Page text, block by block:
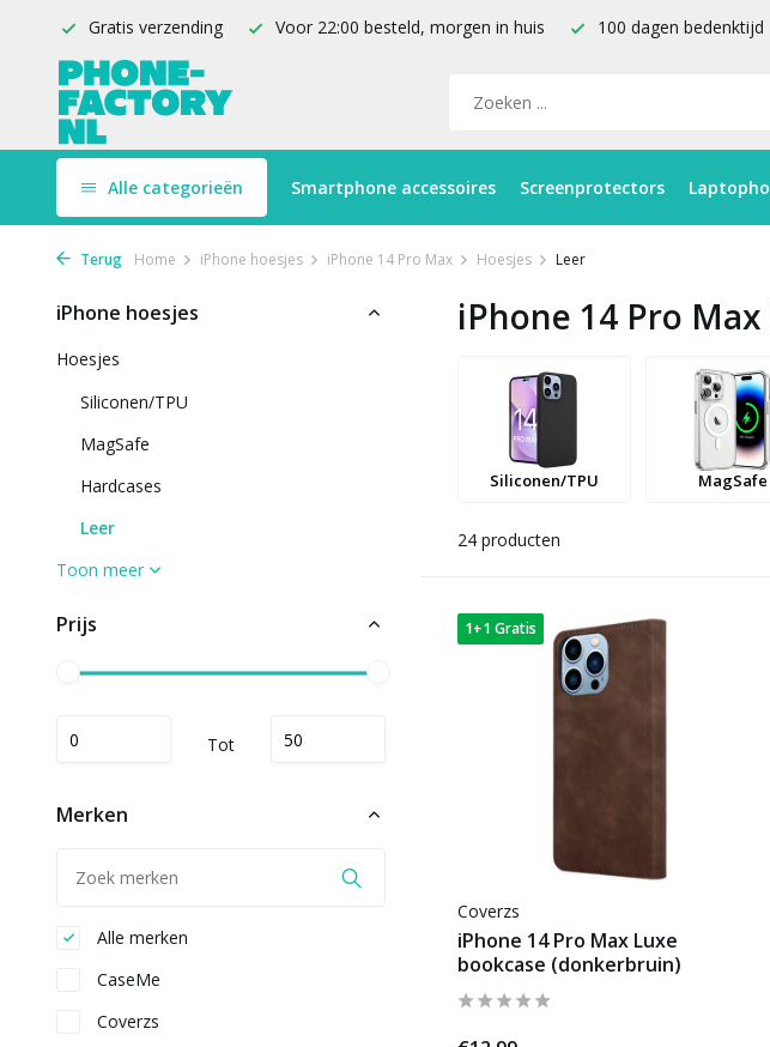
Gratis verzending Voor 22:00 besteld, morgen in huis 100 dagen bedenktijd
Alle categorieën Smartphone accessoires Screenprotectors
Terug Home iPhone hoesjes iPhone 14 Pro Max Hoesjes Leer
iPhone hoesjes
Hoesjes
Siliconen/TPU
MagSafe
Hardcases
Leer
Toon meer
Prijs
Tot
Merken
Alle merken
CaseMe
Coverzs
iPhone 14 Pro
Siliconen/TPU MagSafe
24 producten
1+1 Gratis
Coverzs
iPhone 14 Pro Max Luxe
bookcase (donkerbruin)